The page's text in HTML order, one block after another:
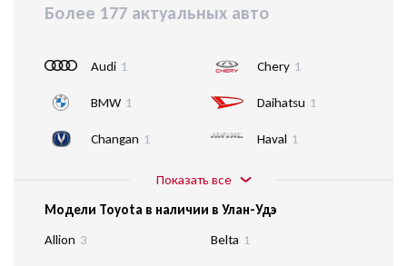
Более 177 актуальных авто
Audi 1
BMW 1
Changan 1
Chery 1
Daihatsu 1
Haval 1
Показать все
Модели Toyota в наличии в Улан-Удэ
Allion 3 Belta 1